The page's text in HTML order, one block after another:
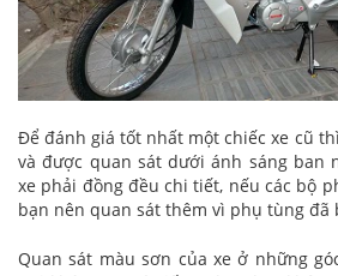
Để đánh giá tốt nhất một chiếc xe cũ
và được quan sát dưới ánh sáng ban
xe phải đồng đều chi tiết, nếu các bộ
bạn nên quan sát thêm vì phụ tùng đã
Quan sát màu sơn của xe ở những